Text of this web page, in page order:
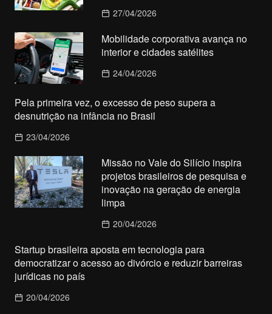
27/04/2026
Mobilidade corporativa avança no
interior e cidades satélites
24/04/2026
Pela primeira vez, o excesso de peso supera a
desnutrição na infância no Brasil
23/04/2026
Missão no Vale do Silício inspira
projetos brasileiros de pesquisa e
inovação na geração de energia
limpa
20/04/2026
Startup brasileira aposta em tecnologia para
democratizar o acesso ao divórcio e reduzir barreiras
jurídicas no país
20/04/2026